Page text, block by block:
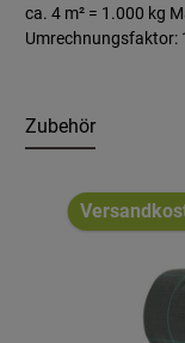
ca. 4 m² = 1.000 kg
Umrechnungsfaktor:
Zubehör